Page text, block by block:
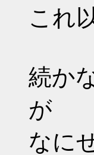
これ
続か
が
なに